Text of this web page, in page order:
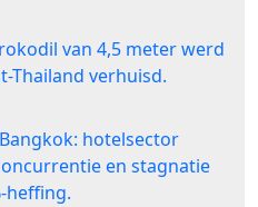
van 4,5 meter werd
Thailand verhuisd.
hotelsector
en stagnatie
heffing.